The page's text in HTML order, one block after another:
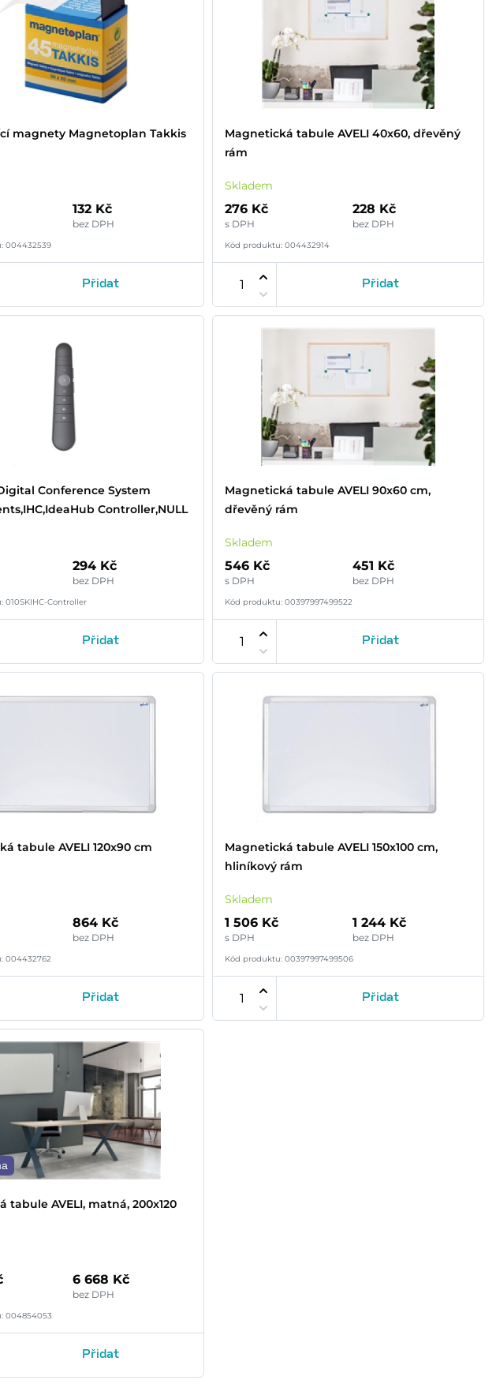
magnety Magnetoplan Takkis
132 Kč
bez DPH
004432539
Přidat
Magnetická tabule AVELI 40x60, dřevěný
rám
Skladem
276 Kč
s DPH
228 Kč
bez DPH
Kód produktu: 004432914
Přidat
Conference System
Controller,NULL
294 Kč
bez DPH
010SKIHC-Controller
Přidat
Magnetická tabule AVELI 90x60 cm,
dřevěný rám
Skladem
546 Kč
s DPH
451 Kč
bez DPH
Kód produktu: 00397997499522
Přidat
tabule AVELI 120x90 cm
864 Kč
bez DPH
004432762
Přidat
Magnetická tabule AVELI 150x100 cm,
hliníkový rám
Skladem
1 506 Kč
s DPH
1 244 Kč
bez DPH
Kód produktu: 00397997499506
Přidat
tabule AVELI, matná, 200x120
6 668 Kč
bez DPH
004854053
Přidat